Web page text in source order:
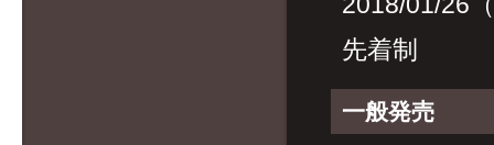
先着制
一般発売